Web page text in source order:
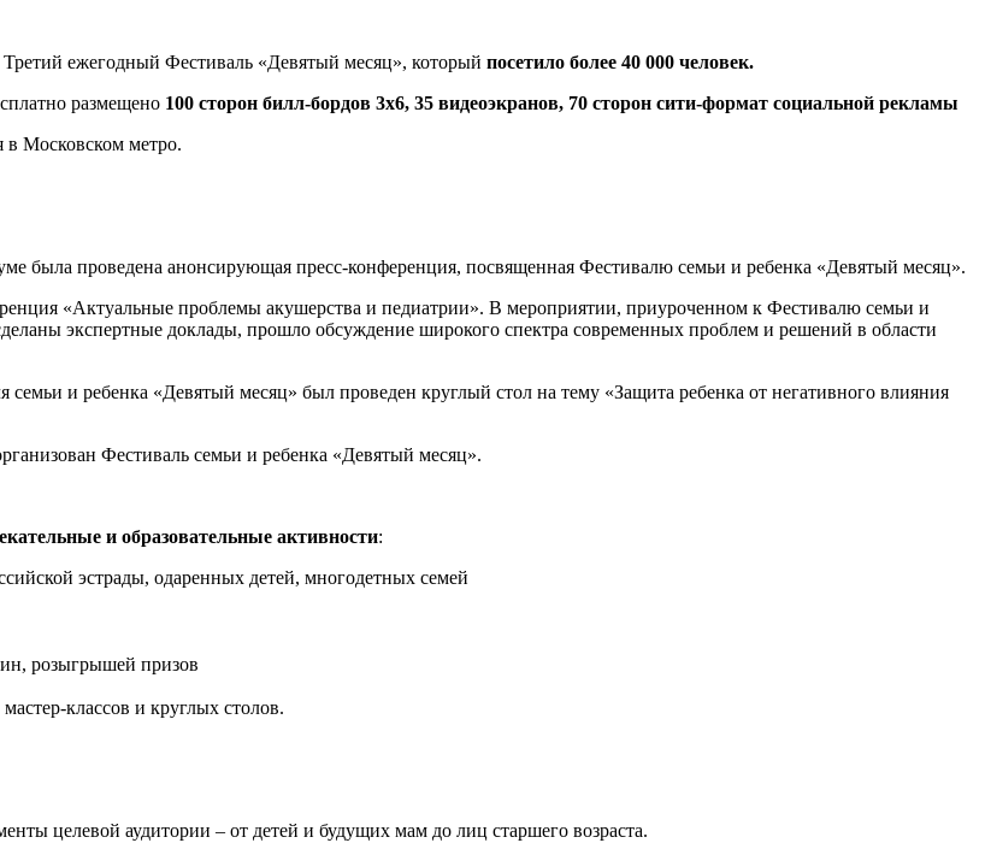
ежегодный Фестиваль «Девятый месяц», который посетило более 40 000 человек.
размещено 100 сторон билл-бордов 3х6, 35 видеоэкранов, 70 сторон сити-формат социальной рекламы
в Московском метро.
была проведена анонсирующая пресс-конференция, посвященная Фестивалю семьи и ребенка «Девятый месяц».
«Актуальные проблемы акушерства и педиатрии». В мероприятии, приуроченном к Фестивалю семьи и
экспертные доклады, прошло обсуждение широкого спектра современных проблем и решений в области
и ребенка «Девятый месяц» был проведен круглый стол на тему «Защита ребенка от негативного влияния
Фестиваль семьи и ребенка «Девятый месяц».
и образовательные активности:
эстрады, одаренных детей, многодетных семей
розыгрышей призов
классов и круглых столов.
целевой аудитории – от детей и будущих мам до лиц старшего возраста.